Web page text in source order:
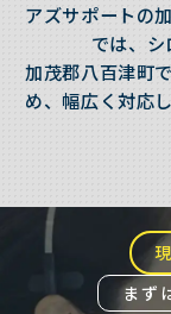
アズサポートの
では、シ
加茂郡八百津町
め、幅広く対応
まず